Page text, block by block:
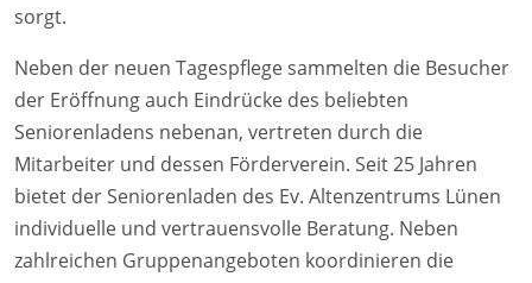
sorgt.
Neben der neuen Tagespflege sammelten die Besucher
der Eröffnung auch Eindrücke des beliebten
Seniorenladens nebenan, vertreten durch die
Mitarbeiter und dessen Förderverein. Seit 25 Jahren
bietet der Seniorenladen des Ev. Altenzentrums Lünen
individuelle und vertrauensvolle Beratung. Neben
zahlreichen Gruppenangeboten koordinieren die